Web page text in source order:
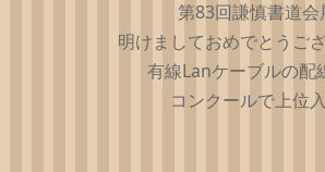
第83回謙慎書道会
明けましておめでとうござ
有線Lanケーブルの配
コンクールで上位